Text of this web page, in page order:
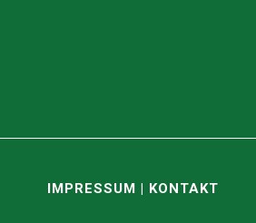
IMPRESSUM | KONTAKT